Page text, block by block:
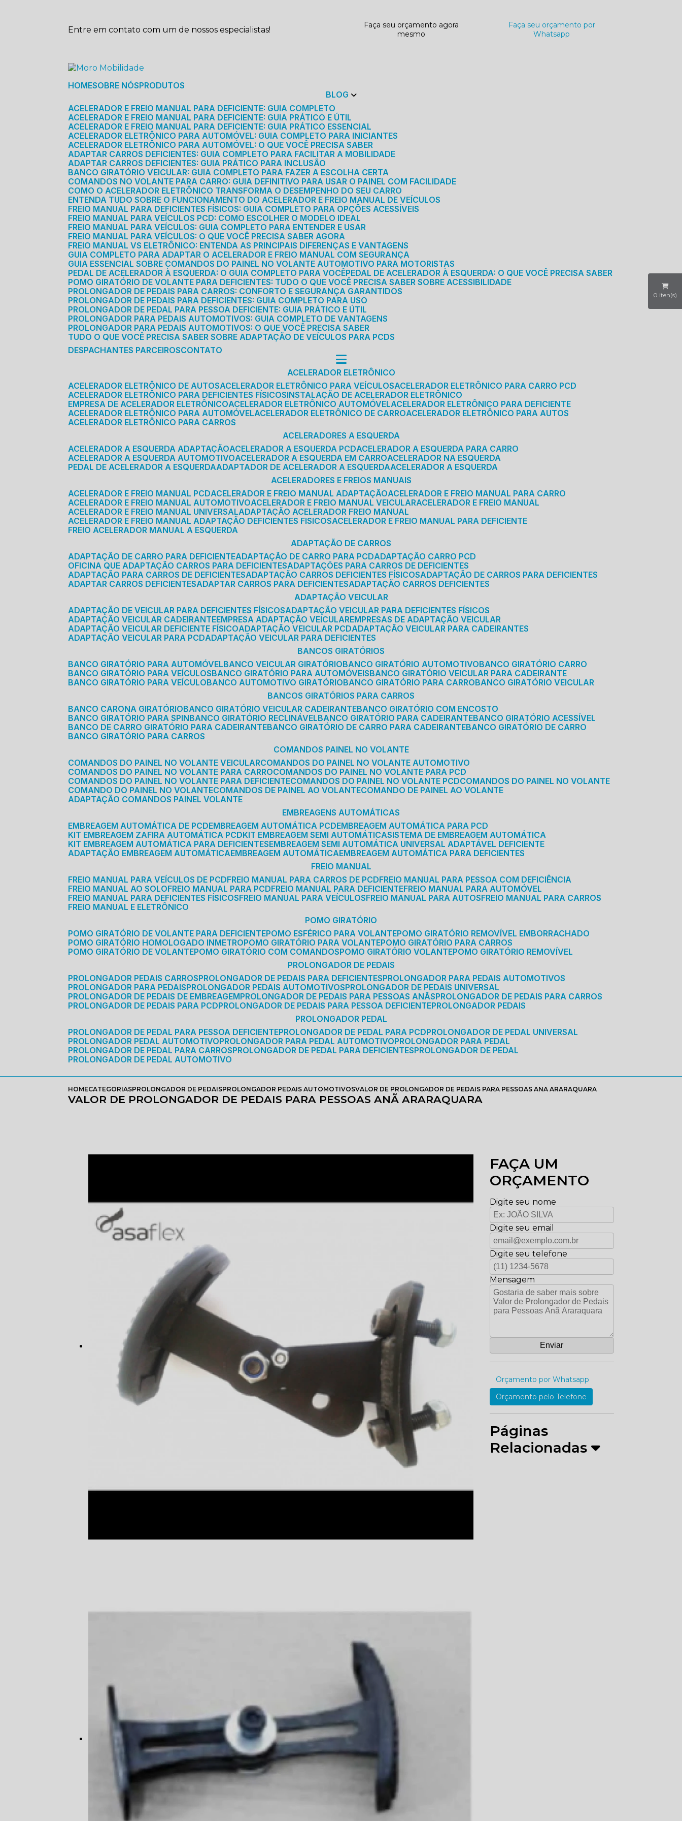
Entre em contato com um de nossos especialistas!
Faça seu orçamento agora
mesmo
Faça seu orçamento por
Whatsapp
HOME SOBRE NÓS PRODUTOS
BLOG
ACELERADOR E FREIO MANUAL PARA DEFICIENTE: GUIA COMPLETO
ACELERADOR E FREIO MANUAL PARA DEFICIENTE: GUIA PRÁTICO E ÚTIL
ACELERADOR E FREIO MANUAL PARA DEFICIENTE: GUIA PRÁTICO ESSENCIAL
ACELERADOR ELETRÔNICO PARA AUTOMÓVEL: GUIA COMPLETO PARA INICIANTES
ACELERADOR ELETRÔNICO PARA AUTOMÓVEL: O QUE VOCÊ PRECISA SABER
ADAPTAR CARROS DEFICIENTES: GUIA COMPLETO PARA FACILITAR A MOBILIDADE
ADAPTAR CARROS DEFICIENTES: GUIA PRÁTICO PARA INCLUSÃO
BANCO GIRATÓRIO VEICULAR: GUIA COMPLETO PARA FAZER A ESCOLHA CERTA
COMANDOS NO VOLANTE PARA CARRO: GUIA DEFINITIVO PARA USAR O PAINEL COM FACILIDADE
COMO O ACELERADOR ELETRÔNICO TRANSFORMA O DESEMPENHO DO SEU CARRO
ENTENDA TUDO SOBRE O FUNCIONAMENTO DO ACELERADOR E FREIO MANUAL DE VEÍCULOS
FREIO MANUAL PARA DEFICIENTES FÍSICOS: GUIA COMPLETO PARA OPÇÕES ACESSÍVEIS
FREIO MANUAL PARA VEÍCULOS PCD: COMO ESCOLHER O MODELO IDEAL
FREIO MANUAL PARA VEÍCULOS: GUIA COMPLETO PARA ENTENDER E USAR
FREIO MANUAL PARA VEÍCULOS: O QUE VOCÊ PRECISA SABER AGORA
FREIO MANUAL VS ELETRÔNICO: ENTENDA AS PRINCIPAIS DIFERENÇAS E VANTAGENS
GUIA COMPLETO PARA ADAPTAR O ACELERADOR E FREIO MANUAL COM SEGURANÇA
GUIA ESSENCIAL SOBRE COMANDOS DO PAINEL NO VOLANTE AUTOMOTIVO PARA MOTORISTAS
PEDAL DE ACELERADOR À ESQUERDA: O GUIA COMPLETO PARA VOCÊ PEDAL DE ACELERADOR À ESQUERDA: O QUE VOCÊ PRECISA SABER
POMO GIRATÓRIO DE VOLANTE PARA DEFICIENTES: TUDO O QUE VOCÊ PRECISA SABER SOBRE ACESSIBILIDADE
PROLONGADOR DE PEDAIS PARA CARROS: CONFORTO E SEGURANÇA GARANTIDOS
PROLONGADOR DE PEDAIS PARA DEFICIENTES: GUIA COMPLETO PARA USO
PROLONGADOR DE PEDAL PARA PESSOA DEFICIENTE: GUIA PRÁTICO E ÚTIL
PROLONGADOR PARA PEDAIS AUTOMOTIVOS: GUIA COMPLETO DE VANTAGENS
PROLONGADOR PARA PEDAIS AUTOMOTIVOS: O QUE VOCÊ PRECISA SABER
TUDO O QUE VOCÊ PRECISA SABER SOBRE ADAPTAÇÃO DE VEÍCULOS PARA PCDS
DESPACHANTES PARCEIROS
CONTATO
ACELERADOR ELETRÔNICO
ACELERADOR ELETRÔNICO DE AUTOS ACELERADOR ELETRÔNICO PARA VEÍCULOS ACELERADOR ELETRÔNICO PARA CARRO PCD
ACELERADOR ELETRÔNICO PARA DEFICIENTES FÍSICOS INSTALAÇÃO DE ACELERADOR ELETRÔNICO
EMPRESA DE ACELERADOR ELETRÔNICO ACELERADOR ELETRÔNICO AUTOMÓVEL ACELERADOR ELETRÔNICO PARA DEFICIENTE
ACELERADOR ELETRÔNICO PARA AUTOMÓVEL ACELERADOR ELETRÔNICO DE CARRO ACELERADOR ELETRÔNICO PARA AUTOS
ACELERADOR ELETRÔNICO PARA CARROS
ACELERADORES A ESQUERDA
ACELERADOR A ESQUERDA ADAPTAÇÃO ACELERADOR A ESQUERDA PCD ACELERADOR A ESQUERDA PARA CARRO
ACELERADOR A ESQUERDA AUTOMOTIVO ACELERADOR A ESQUERDA EM CARRO ACELERADOR NA ESQUERDA
PEDAL DE ACELERADOR A ESQUERDA
ADAPTADOR DE ACELERADOR A ESQUERDA ACELERADOR A ESQUERDA
ACELERADORES E FREIOS MANUAIS
ACELERADOR E FREIO MANUAL PCD ACELERADOR E FREIO MANUAL ADAPTAÇÃO ACELERADOR E FREIO MANUAL PARA CARRO
ACELERADOR E FREIO MANUAL AUTOMOTIVO ACELERADOR E FREIO MANUAL VEICULAR ACELERADOR E FREIO MANUAL
ACELERADOR E FREIO MANUAL UNIVERSAL
ADAPTAÇÃO ACELERADOR FREIO MANUAL
ACELERADOR E FREIO MANUAL ADAPTAÇÃO DEFICIENTES FISICOS ACELERADOR E FREIO MANUAL PARA DEFICIENTE
FREIO ACELERADOR MANUAL A ESQUERDA
ADAPTAÇÃO DE CARROS
ADAPTAÇÃO DE CARRO PARA DEFICIENTE
ADAPTAÇÃO DE CARRO PARA PCD
ADAPTAÇÃO CARRO PCD
OFICINA QUE ADAPTAÇÃO CARROS PARA DEFICIENTES
ADAPTAÇÕES PARA CARROS DE DEFICIENTES
ADAPTAÇÃO PARA CARROS DE DEFICIENTES
ADAPTAÇÃO CARROS DEFICIENTES FÍSICOS
ADAPTAÇÃO DE CARROS PARA DEFICIENTES
ADAPTAR CARROS DEFICIENTES
ADAPTAR CARROS PARA DEFICIENTES
ADAPTAÇÃO CARROS DEFICIENTES
ADAPTAÇÃO VEICULAR
ADAPTAÇÃO DE VEICULAR PARA DEFICIENTES FÍSICOS
ADAPTAÇÃO VEICULAR PARA DEFICIENTES FÍSICOS
ADAPTAÇÃO VEICULAR CADEIRANTE EMPRESA ADAPTAÇÃO VEICULAR EMPRESAS DE ADAPTAÇÃO VEICULAR
ADAPTAÇÃO VEICULAR DEFICIENTE FÍSICO
ADAPTAÇÃO VEICULAR PCD
ADAPTAÇÃO VEICULAR PARA CADEIRANTES
ADAPTAÇÃO VEICULAR PARA PCD
ADAPTAÇÃO VEICULAR PARA DEFICIENTES
BANCOS GIRATÓRIOS
BANCO GIRATÓRIO PARA AUTOMÓVEL
BANCO VEICULAR GIRATÓRIO BANCO GIRATÓRIO AUTOMOTIVO
BANCO GIRATÓRIO CARRO
BANCO GIRATÓRIO PARA VEÍCULOS
BANCO GIRATÓRIO PARA AUTOMÓVEIS
BANCO GIRATÓRIO VEICULAR PARA CADEIRANTE
BANCO GIRATÓRIO PARA VEÍCULO
BANCO AUTOMOTIVO GIRATÓRIO BANCO GIRATÓRIO PARA CARRO
BANCO GIRATÓRIO VEICULAR
BANCOS GIRATÓRIOS PARA CARROS
BANCO CARONA GIRATÓRIO
BANCO GIRATÓRIO VEICULAR CADEIRANTE BANCO GIRATÓRIO COM ENCOSTO
BANCO GIRATÓRIO PARA SPIN
BANCO GIRATÓRIO RECLINÁVEL BANCO GIRATÓRIO PARA CADEIRANTE BANCO GIRATÓRIO ACESSÍVEL
BANCO DE CARRO GIRATÓRIO PARA CADEIRANTE BANCO GIRATÓRIO DE CARRO PARA CADEIRANTE BANCO GIRATÓRIO DE CARRO
BANCO GIRATÓRIO PARA CARROS
COMANDOS PAINEL NO VOLANTE
COMANDOS DO PAINEL NO VOLANTE VEICULAR
COMANDOS DO PAINEL NO VOLANTE AUTOMOTIVO
COMANDOS DO PAINEL NO VOLANTE PARA CARRO
COMANDOS DO PAINEL NO VOLANTE PARA PCD
COMANDOS DO PAINEL NO VOLANTE PARA DEFICIENTE
COMANDOS DO PAINEL NO VOLANTE PCD
COMANDOS DO PAINEL NO VOLANTE
COMANDO DO PAINEL NO VOLANTE
COMANDOS DE PAINEL AO VOLANTE
COMANDO DE PAINEL AO VOLANTE
ADAPTAÇÃO COMANDOS PAINEL VOLANTE
EMBREAGENS AUTOMÁTICAS
EMBREAGEM AUTOMÁTICA DE PCD EMBREAGEM AUTOMÁTICA PCD EMBREAGEM AUTOMÁTICA PARA PCD
KIT EMBREAGEM ZAFIRA AUTOMÁTICA PCD
KIT EMBREAGEM SEMI AUTOMÁTICA SISTEMA DE EMBREAGEM AUTOMÁTICA
KIT EMBREAGEM AUTOMÁTICA PARA DEFICIENTES EMBREAGEM SEMI AUTOMÁTICA UNIVERSAL ADAPTÁVEL DEFICIENTE
ADAPTAÇÃO EMBREAGEM AUTOMÁTICA EMBREAGEM AUTOMÁTICA EMBREAGEM AUTOMÁTICA PARA DEFICIENTES
FREIO MANUAL
FREIO MANUAL PARA VEÍCULOS DE PCD FREIO MANUAL PARA CARROS DE PCD FREIO MANUAL PARA PESSOA COM DEFICIÊNCIA
FREIO MANUAL AO SOLO FREIO MANUAL PARA PCD FREIO MANUAL PARA DEFICIENTE FREIO MANUAL PARA AUTOMÓVEL
FREIO MANUAL PARA DEFICIENTES FÍSICOS FREIO MANUAL PARA VEÍCULOS FREIO MANUAL PARA AUTOS FREIO MANUAL PARA CARROS
FREIO MANUAL E ELETRÔNICO
POMO GIRATÓRIO
POMO GIRATÓRIO DE VOLANTE PARA DEFICIENTE POMO ESFÉRICO PARA VOLANTE POMO GIRATÓRIO REMOVÍVEL EMBORRACHADO
POMO GIRATÓRIO HOMOLOGADO INMETRO POMO GIRATÓRIO PARA VOLANTE POMO GIRATÓRIO PARA CARROS
POMO GIRATÓRIO DE VOLANTE POMO GIRATÓRIO COM COMANDOS POMO GIRATÓRIO VOLANTE POMO GIRATÓRIO REMOVÍVEL
PROLONGADOR DE PEDAIS
PROLONGADOR PEDAIS CARROS PROLONGADOR DE PEDAIS PARA DEFICIENTES PROLONGADOR PARA PEDAIS AUTOMOTIVOS
PROLONGADOR PARA PEDAIS PROLONGADOR PEDAIS AUTOMOTIVOS PROLONGADOR DE PEDAIS UNIVERSAL
PROLONGADOR DE PEDAIS DE EMBREAGEM PROLONGADOR DE PEDAIS PARA PESSOAS ANÃS PROLONGADOR DE PEDAIS PARA CARROS
PROLONGADOR DE PEDAIS PARA PCD PROLONGADOR DE PEDAIS PARA PESSOA DEFICIENTE PROLONGADOR PEDAIS
PROLONGADOR PEDAL
PROLONGADOR DE PEDAL PARA PESSOA DEFICIENTE PROLONGADOR DE PEDAL PARA PCD PROLONGADOR DE PEDAL UNIVERSAL
PROLONGADOR PEDAL AUTOMOTIVO PROLONGADOR PARA PEDAL AUTOMOTIVO PROLONGADOR PARA PEDAL
PROLONGADOR DE PEDAL PARA CARROS PROLONGADOR DE PEDAL PARA DEFICIENTES PROLONGADOR DE PEDAL
PROLONGADOR DE PEDAL AUTOMOTIVO
0 iten(s)
HOMECATEGORIASPROLONGADOR DE PEDAISPROLONGADOR PEDAIS AUTOMOTIVOSVALOR DE PROLONGADOR DE PEDAIS PARA PESSOAS ANA ARARAQUARA
VALOR DE PROLONGADOR DE PEDAIS PARA PESSOAS ANÃ ARARAQUARA
FAÇA UM
ORÇAMENTO
Digite seu nome
Digite seu email
Digite seu telefone
Mensagem
Orçamento por Whatsapp
Orçamento pelo Telefone
Páginas
Relacionadas